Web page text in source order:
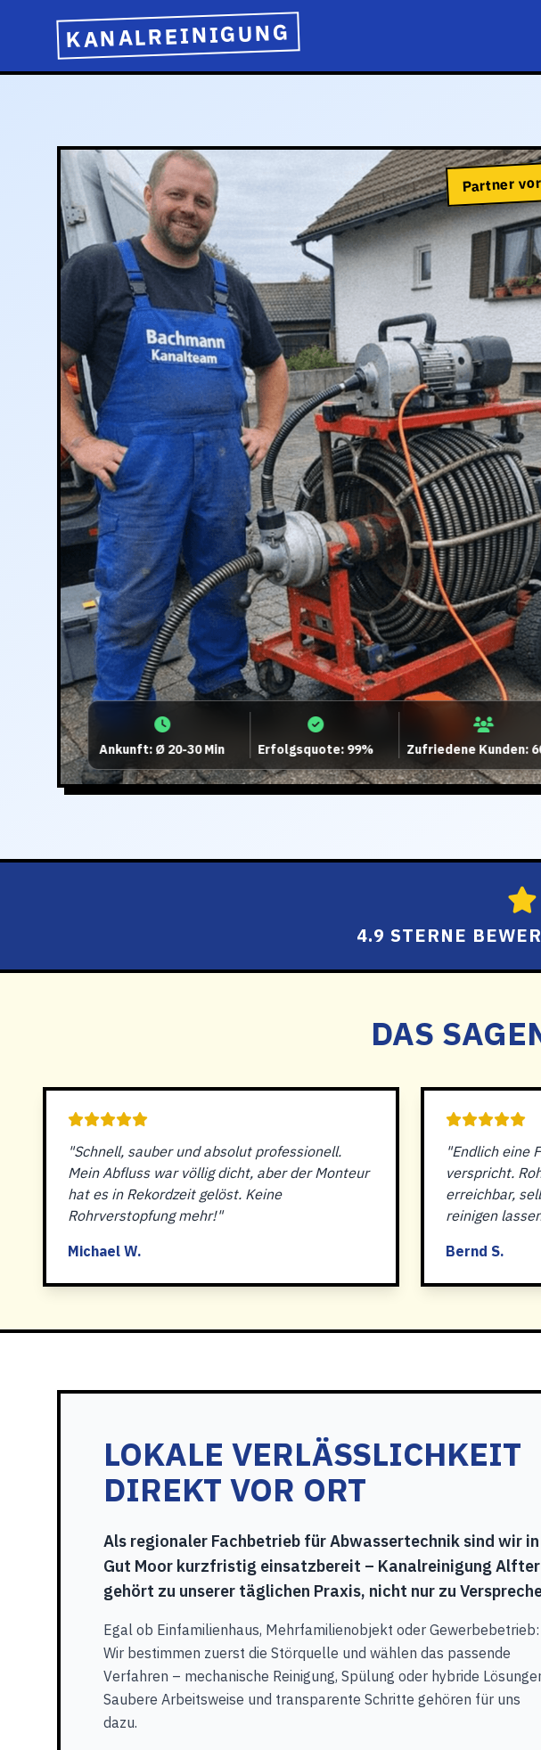
KANALREINIGUNG
Partner
Ankunft: Ø 20-30 Min Erfolgsquote: 99% Zufriedene Kunden:
4.9 STERNE
DAS
"Schnell, sauber und absolut professionell.
Mein Abfluss war völlig dicht, aber der Monteur
hat es in Rekordzeit gelöst. Keine
Rohrverstopfung mehr!"
Michael W.
"Endlich eine
verspricht.
erreichbar,
reinigen
Bernd S.
LOKALE VERLÄSSLICHKEIT
DIREKT VOR ORT
Als regionaler Fachbetrieb für Abwassertechnik sind wir in
Gut Moor kurzfristig einsatzbereit – Kanalreinigung Alfter
gehört zu unserer täglichen Praxis, nicht nur zu
Egal ob Einfamilienhaus, Mehrfamilienobjekt oder Gewerbebetrieb:
Wir bestimmen zuerst die Störquelle und wählen das passende
Verfahren – mechanische Reinigung, Spülung oder hybride
Saubere Arbeitsweise und transparente Schritte gehören für uns
dazu.